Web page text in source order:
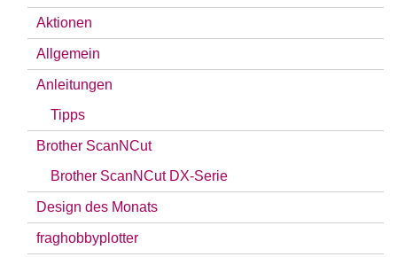
Aktionen
Allgemein
Anleitungen
Tipps
Brother ScanNCut
Brother ScanNCut DX-Serie
Design des Monats
fraghobbyplotter